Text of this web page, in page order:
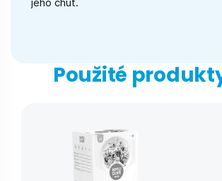
Použité